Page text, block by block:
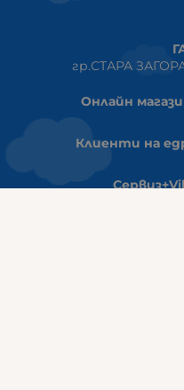
гр.СТАРА
Онлайн
Клиенти на